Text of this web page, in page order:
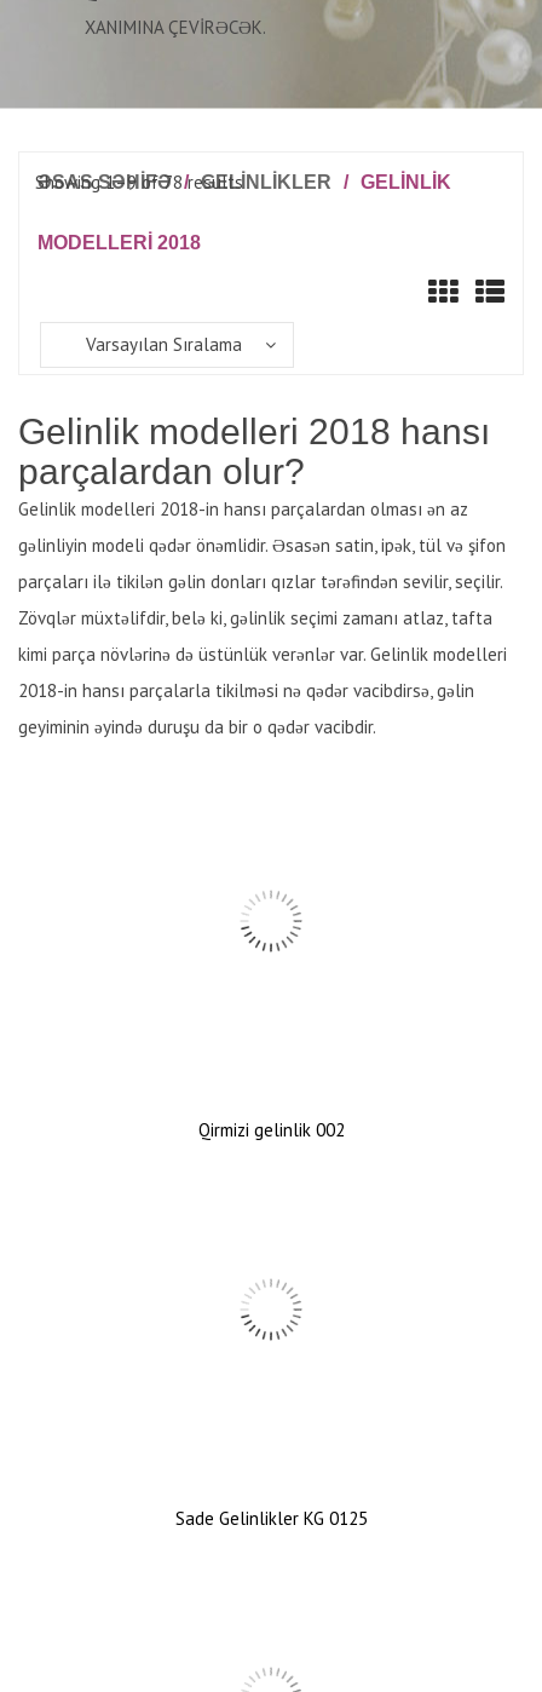
XANIMINA ÇEVIRƏCƏK.
ƏSAS SƏHİFƏ / GELINLIKLER / GELINLIK
MODELLERI 2018
Showing 1–9 of 78 results
Varsayılan Sıralama
Gelinlik modelleri 2018 hansı
parçalardan olur?
Gelinlik modelleri 2018-in hansı parçalardan olması ən az
gəlinliyin modeli qədər önəmlidir. Əsasən satin, ipək, tül və şifon
parçaları ilə tikilən gəlin donları qızlar tərəfindən sevilir, seçilir.
Zövqlər müxtəlifdir, belə ki, gəlinlik seçimi zamanı atlaz, tafta
kimi parça növlərinə də üstünlük verənlər var. Gelinlik modelleri
2018-in hansı parçalarla tikilməsi nə qədər vacibdirsə, gəlin
geyiminin əyində duruşu da bir o qədər vacibdir.
Qirmizi gelinlik 002
Sade Gelinlikler KG 0125